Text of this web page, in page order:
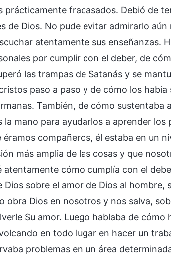
fracasados. Debió de
de Dios. No pude evitar admirarlo aún
atentamente sus enseñanzas.
por cumplir con el deber, de
las trampas de Satanás y se
paso a paso y de cómo los había
También, de cómo sustentaba
mano para ayudarlos a aprender los
compañeros, él estaba en un
más amplia de las cosas y que
cómo cumplía con el
sobre el amor de Dios al hombre,
obra Dios en nosotros y nos salva,
Su amor. Luego hablaba de cómo
en todo lugar en hacer un
problemas en un área